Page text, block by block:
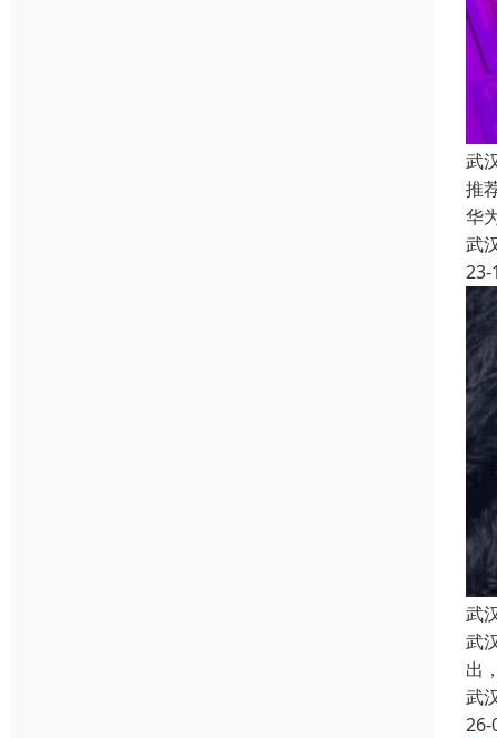
武
推
华
武
23-
武
武
出
武
26-